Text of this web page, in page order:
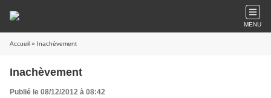
MENU
Accueil » Inachèvement
Inachèvement
Publié le 08/12/2012 à 08:42